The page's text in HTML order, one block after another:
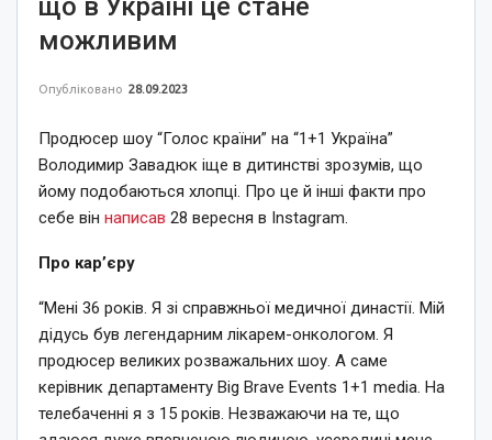
що в Україні це стане
можливим
Опубліковано 28.09.2023
Продюсер шоу “Голос країни” на “1+1 Україна”
Володимир Завадюк іще в дитинстві зрозумів, що
йому подобаються хлопці. Про це й інші факти про
себе він написав 28 вересня в Instagram.
Про кар’єру
“Мені 36 років. Я зі справжньої медичної династії. Мій
дідусь був легендарним лікарем-онкологом. Я
продюсер великих розважальних шоу. А саме
керівник департаменту Big Brave Events 1+1 media. На
телебаченні я з 15 років. Незважаючи на те, що